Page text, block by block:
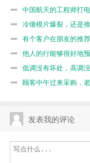
中国航天的工程师打
不如8566
冷镦模片爆裂，还是
有个客户在朋友的推
他人的行能够很好地
低调没有坏处，高调
顾客中午过来采购，
发表我的评论